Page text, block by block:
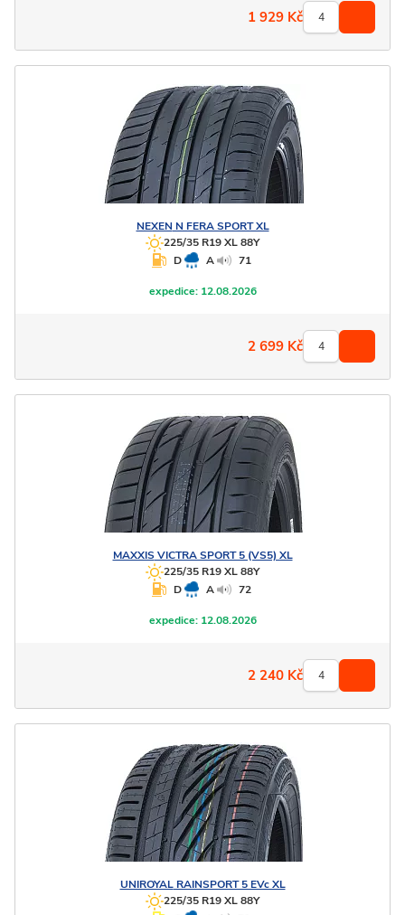
1 929 Kč
NEXEN N FERA SPORT XL
225/35 R19 XL 88Y
D
A 71
expedice:12.08.2026
2 699 Kč
MAXXISVICTRA SPORT 5 (VS5) XL
225/35 R19 XL 88Y
D
A 72
expedice:12.08.2026
2 240 Kč
UNIROYALRAINSPORT 5 EVc XL
225/35 R19 XL 88Y